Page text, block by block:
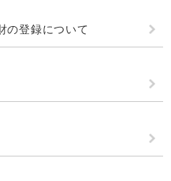
の登録について